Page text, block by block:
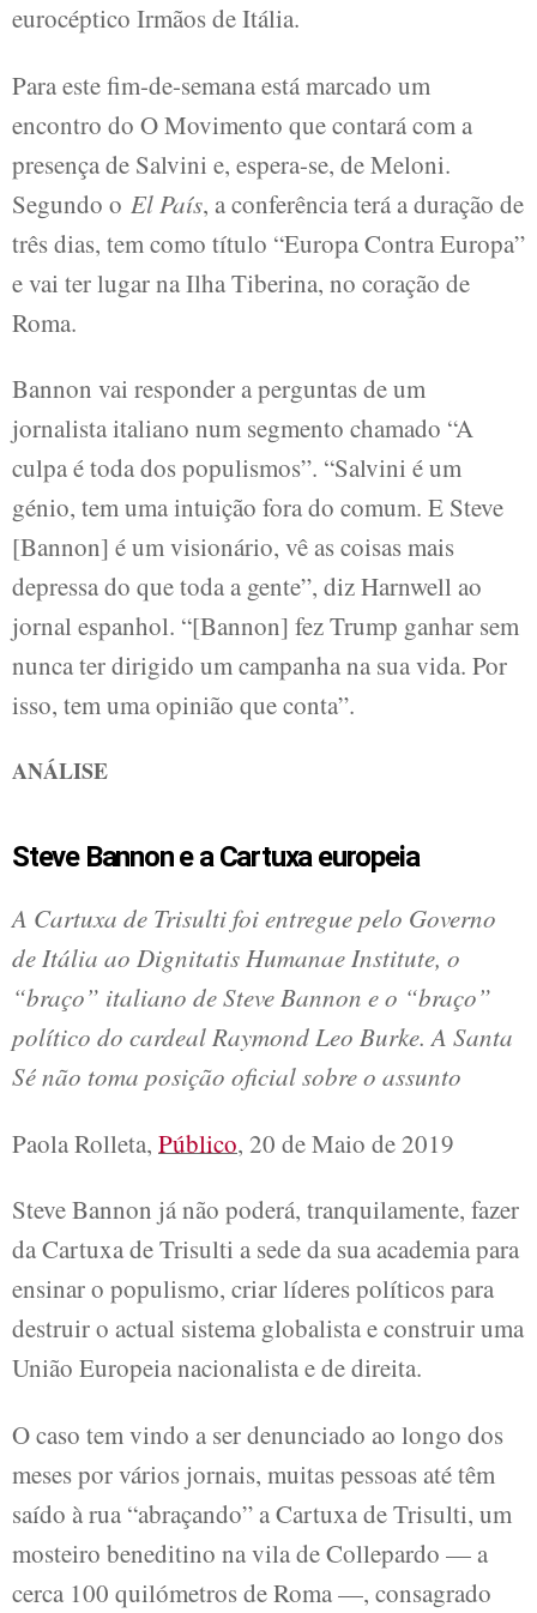
eurocéptico Irmãos de Itália.
Para este fim-de-semana está marcado um
encontro do O Movimento que contará com a
presença de Salvini e, espera-se, de Meloni.
Segundo o El País, a conferência terá a duração de
três dias, tem como título “Europa Contra Europa”
e vai ter lugar na Ilha Tiberina, no coração de
Roma.
Bannon vai responder a perguntas de um
jornalista italiano num segmento chamado “A
culpa é toda dos populismos”. “Salvini é um
génio, tem uma intuição fora do comum. E Steve
[Bannon] é um visionário, vê as coisas mais
depressa do que toda a gente”, diz Harnwell ao
jornal espanhol. “[Bannon] fez Trump ganhar sem
nunca ter dirigido um campanha na sua vida. Por
isso, tem uma opinião que conta”.
ANÁLISE
Steve Bannon e a Cartuxa europeia
A Cartuxa de Trisulti foi entregue pelo Governo
de Itália ao Dignitatis Humanae Institute, o
“braço” italiano de Steve Bannon e o “braço”
político do cardeal Raymond Leo Burke. A Santa
Sé não toma posição oficial sobre o assunto
Paola Rolleta, Público, 20 de Maio de 2019
Steve Bannon já não poderá, tranquilamente, fazer
da Cartuxa de Trisulti a sede da sua academia para
ensinar o populismo, criar líderes políticos para
destruir o actual sistema globalista e construir uma
União Europeia nacionalista e de direita.
O caso tem vindo a ser denunciado ao longo dos
meses por vários jornais, muitas pessoas até têm
saído à rua “abraçando” a Cartuxa de Trisulti, um
mosteiro beneditino na vila de Collepardo — a
cerca 100 quilómetros de Roma —, consagrado